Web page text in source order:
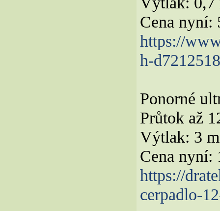
Cena nyní:
https://
h-
Ponorné
Průtok až
Výtlak: 3
Cena nyní:
https://
cerpadlo-